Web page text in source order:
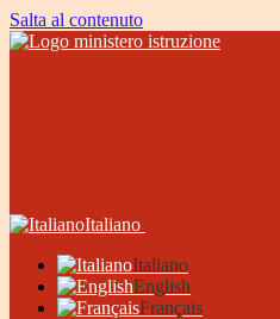
Salta al contenuto
Italiano
Italiano
English
Français